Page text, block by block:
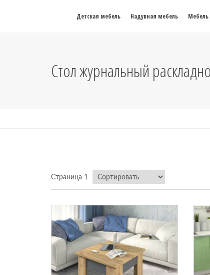
Детская мебель Надувная мебель Мебель
Стол журнальный
Страница 1